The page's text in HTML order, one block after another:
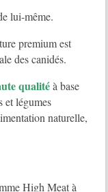
lui-même.
premium est
des canidés.
qualitéà base
et légumes
naturelle,
High Meat à